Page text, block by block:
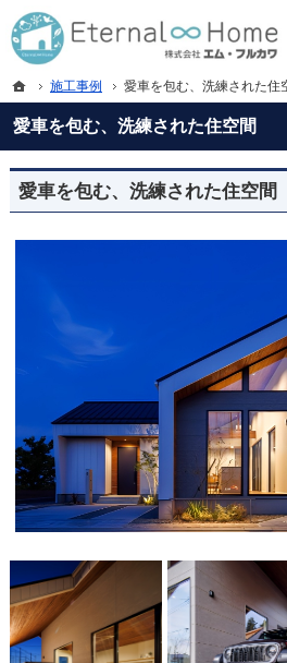
愛車を包む、洗練された住空間
プロの目線からご提案。岐阜県海津市・西濃地
岐阜県海津市・西濃地域の新築・注文住宅・
愛車を包む、洗練された住空間
ホーム
施工事例 愛車を包む、洗練された住